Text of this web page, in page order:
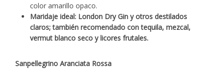
color amarillo opaco.
Maridaje ideal: London Dry Gin y otros destilados
claros; también recomendado con tequila, mezcal,
vermut blanco seco y licores frutales.
Sanpellegrino Aranciata Rossa